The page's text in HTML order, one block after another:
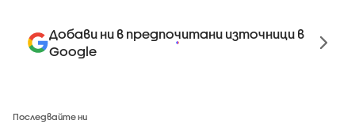
Добави ни в предпочитани източници в
Google
Последвайте ни